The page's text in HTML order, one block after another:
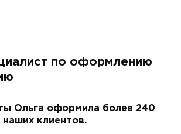
по оформлению
Ольга оформила более 240
клиентов.